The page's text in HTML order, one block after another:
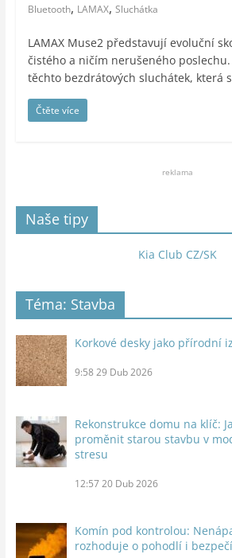
Bluetooth, LAMAX, Sluchátka
LAMAX Muse2 představují evoluční
čistého a ničím nerušeného
těchto bezdrátových sluchátek, která
Čtěte více
reklama
Naše tipy
Kia Club CZ/SK
Téma: Stavba
Korkové desky jako přírodní
9:58 29 Dub 2026
Rekonstrukce domu na klíč:
proměnit starou stavbu v
stresu
12:57 20 Dub 2026
Komín pod kontrolou:
rozhoduje o pohodlí i